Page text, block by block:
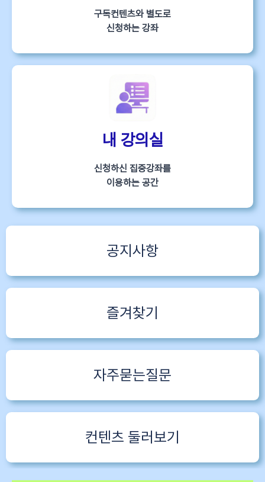
구독컨텐츠와 별도로
신청하는 강좌
내 강의실
신청하신 집중강좌를
이용하는 공간
공지사항
즐겨찾기
자주묻는질문
컨텐츠 둘러보기